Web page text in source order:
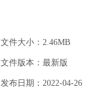
文件大小：2.46MB
文件版本：最新版
发布日期：2022-04-26